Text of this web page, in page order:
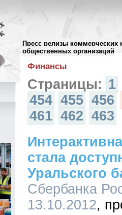
Пресс релизы коммерческих
общественных организаций
Архив пресс-релизов//
Финансы
Страницы: 1
454 455 456
461 462 463
стала
Уральского
Сбербанка
13.10.2012